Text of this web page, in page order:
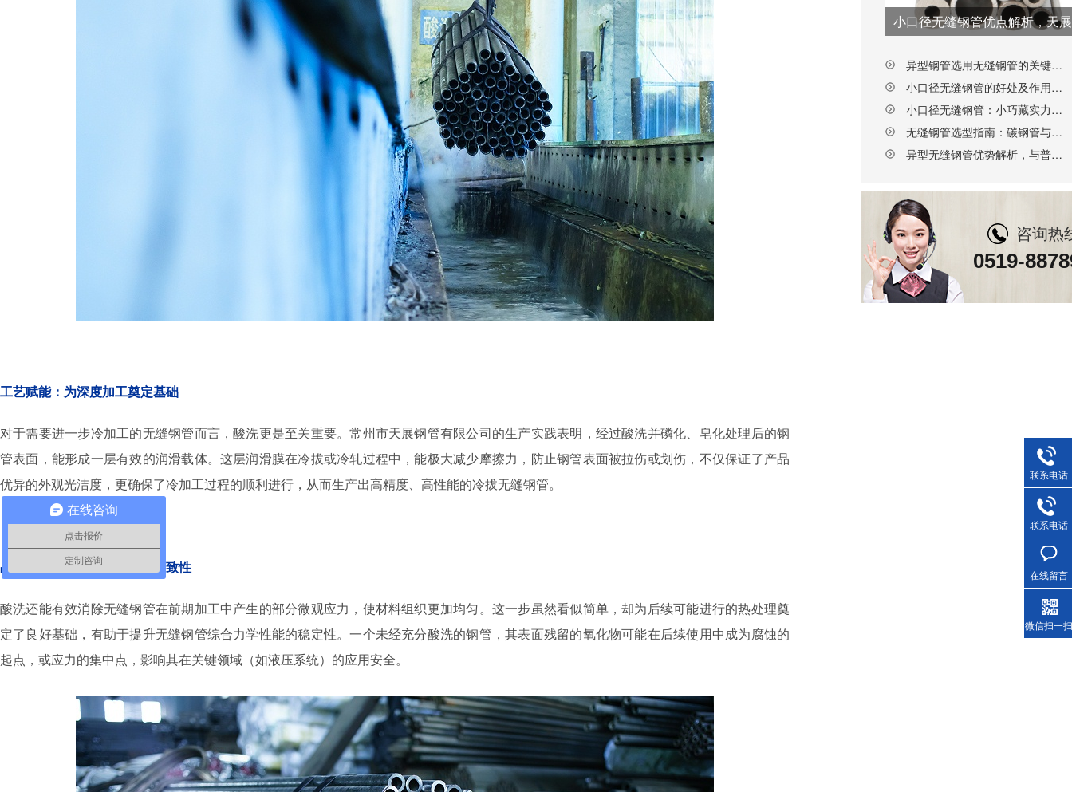
工艺赋能：为深度加工奠定基础
对于需要进一步冷加工的无缝钢管而言，酸洗更是至关重要。常州市天展钢管有限公司的生产实践表明，经过酸洗并磷化、皂化处理后的钢
管表面，能形成一层有效的润滑载体。这层润滑膜在冷拔或冷轧过程中，能极大减少摩擦力，防止钢管表面被拉伤或划伤，不仅保证了产品
优异的外观光洁度，更确保了冷加工过程的顺利进行，从而生产出高精度、高性能的冷拔无缝钢管。
品质保障：提升综合性能与一致性
酸洗还能有效消除无缝钢管在前期加工中产生的部分微观应力，使材料组织更加均匀。这一步虽然看似简单，却为后续可能进行的热处理奠
定了良好基础，有助于提升无缝钢管综合力学性能的稳定性。一个未经充分酸洗的钢管，其表面残留的氧化物可能在后续使用中成为腐蚀的
起点，或应力的集中点，影响其在关键领域（如液压系统）的应用安全。
异型钢管选用无缝钢管的关键要点，选对厂家更省心
小口径无缝钢管的好处及作用，天展钢管赋能多行业升级
小口径无缝钢管：小巧藏实力，这些核心优势不可替代
无缝钢管选型指南：碳钢管与合金钢管的区别及科学选择
异型无缝钢管优势解析，与普通钢管的核心差异
咨询热
0519-
联系电话
联系电话
在线留言
微信扫一扫
在线咨询
点击报价
定制咨询